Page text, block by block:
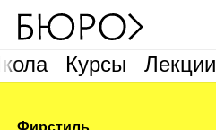
Курсы Лекции
Фирстиль